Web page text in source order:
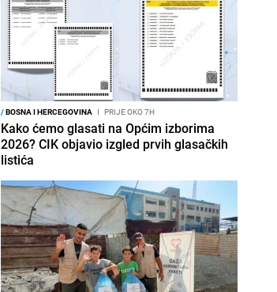
/BOSNA I HERCEGOVINA I PRIJE OKO 7H
Kako ćemo glasati na Općim izborima
2026? CIK objavio izgled prvih glasačkih
listića